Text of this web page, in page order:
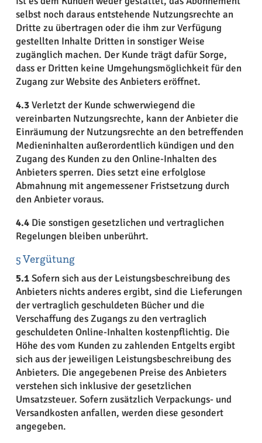
selbst noch daraus entstehende Nutzungsrechte an
Dritte zu übertragen oder die ihm zur Verfügung
gestellten Inhalte Dritten in sonstiger Weise
zugänglich machen. Der Kunde trägt dafür Sorge,
dass er Dritten keine Umgehungsmöglichkeit für den
Zugang zur Website des Anbieters eröffnet.
4.3Verletzt der Kunde schwerwiegend die
vereinbarten Nutzungsrechte, kann der Anbieter die
Einräumung der Nutzungsrechte an den betreffenden
Medieninhalten außerordentlich kündigen und den
Zugang des Kunden zu den Online-Inhalten des
Anbieters sperren. Dies setzt eine erfolglose
Abmahnung mit angemessener Fristsetzung durch
den Anbieter voraus.
4.4Die sonstigen gesetzlichen und vertraglichen
Regelungen bleiben unberührt.
5 Vergütung
5.1Sofern sich aus der Leistungsbeschreibung des
Anbieters nichts anderes ergibt, sind die Lieferungen
der vertraglich geschuldeten Bücher und die
Verschaffung des Zugangs zu den vertraglich
geschuldeten Online-Inhalten kostenpflichtig. Die
Höhe des vom Kunden zu zahlenden Entgelts ergibt
sich aus der jeweiligen Leistungsbeschreibung des
Anbieters. Die angegebenen Preise des Anbieters
verstehen sich inklusive der gesetzlichen
Umsatzsteuer. Sofern zusätzlich Verpackungs- und
Versandkosten anfallen, werden diese gesondert
angegeben.